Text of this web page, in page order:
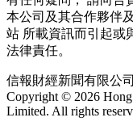
本公司及其合作夥伴
站 所載資訊而引起或
法律責任。
信報財經新聞有限公
Copyright © 2026
Limited. All rights